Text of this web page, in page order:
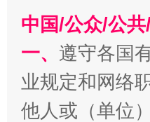
“刷贴”乱象丛生
中国/公众/公
一、 遵守各国
业规定和网络
他人或（单位